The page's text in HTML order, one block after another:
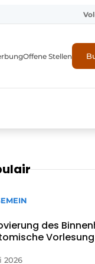
Offene Stellen
des
Vorlesung
2026